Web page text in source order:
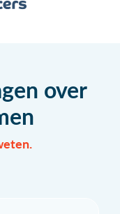
over